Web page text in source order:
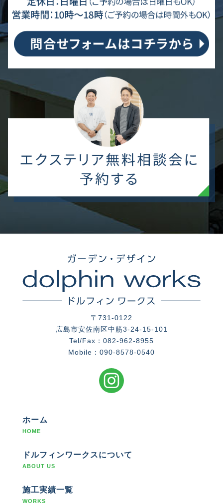
〒731-0122
広島市安佐南区中筋3-24-15-101
Tel/Fax：082-962-8955
Mobile：090-8578-0540
ホーム
HOME
ドルフィンワークスについて
ABOUT US
施工実績一覧
WORKS